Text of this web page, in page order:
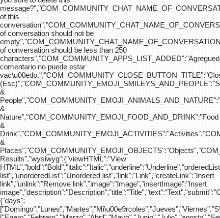
of this
of conversation should not be
of conversation should be less than 250
comentario no puede estar
&
&
Nature","COM_COMMUNITY_EMOJI_FOOD_AND_DRINK":"Food
&
&
Results","wysiwyg":{"viewHTML":"View
list","unorderedList":"Unordered list","link":"Link","createLink":"Insert
link","unlink":"Remove link","image":"Image","insertImage":"Insert
{"days":